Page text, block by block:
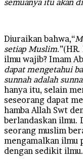
Diuraikan bahwa,“
setiap Muslim.
ilmu wajib? Imam
dapat mengetahui
sunnah adalah
hanya itu, selain
seseorang dapat
hamba Allah Swt
berlandaskan ilmu.
seorang muslim
mengamalkan ilmu
dengan sedikit